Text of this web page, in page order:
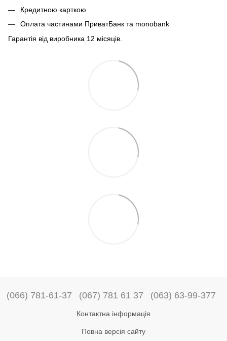
Кредитною карткою
Оплата частинами ПриватБанк та monobank
Гарантія від виробника 12 місяців.
(066) 781-61-37 (067) 781 61 37 (063) 63-99-377
Контактна інформація
Повна версія сайту